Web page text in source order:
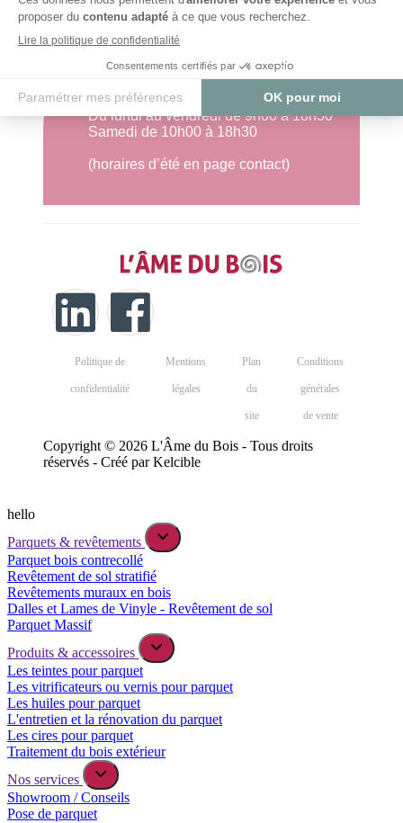
Horaires
Du lundi au vendredi de 9h00 à 18h30
Samedi de 10h00 à 18h30
(horaires d’été en page contact)
Politique de
confidentialité
Mentions
légales
Plan
du
site
Conditions
générales
de vente
Copyright © 2026 L'Âme du Bois - Tous droits
réservés - Créé par Kelcible
hello
Parquets & revêtements
Parquet bois contrecollé
Revêtement de sol stratifié
Revêtements muraux en bois
Dalles et Lames de Vinyle - Revêtement de sol
Parquet Massif
Produits & accessoires
Les teintes pour parquet
Les vitrificateurs ou vernis pour parquet
Les huiles pour parquet
L'entretien et la rénovation du parquet
Les cires pour parquet
Traitement du bois extérieur
Nos services
Showroom / Conseils
Pose de parquet